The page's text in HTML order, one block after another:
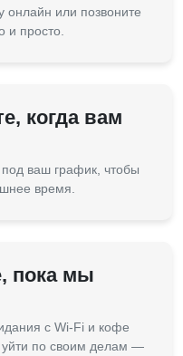
или позвоните
и просто.
когда вам
ваш график, чтобы
время.
пока мы
с Wi-Fi и кофе
уйти по своим делам —